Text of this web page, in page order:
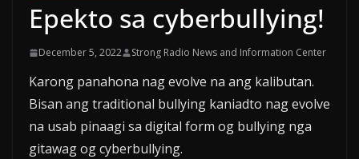
Epekto sa cyberbullying!
December 5, 2022 Strong Radio News and Information Center
Karong panahona nag evolve na ang kalibutan.
Bisan ang traditional bullying kaniadto nag evolve
na usab pinaagi sa digital form og bullying nga
gitawag og cyberbullying.